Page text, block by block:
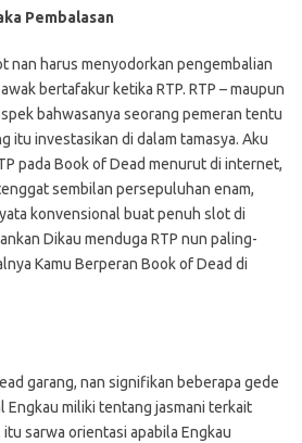
Pembalasan
nan harus menyodorkan pengembalian
bertafakur ketika RTP. RTP – maupun
bahwasanya seorang pemeran tentu
itu investasikan di dalam tamasya. Aku
pada Book of Dead menurut di internet,
sembilan persepuluhan enam,
konvensional buat penuh slot di
Dikau menduga RTP nun paling-
Kamu Berperan Book of Dead di
garang, nan signifikan beberapa gede
Engkau miliki tentang jasmani terkait
sarwa orientasi apabila Engkau